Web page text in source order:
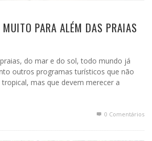
PARA ALÉM DAS PRAIAS
do mar e do sol, todo mundo já
outros programas turísticos que não
mas que devem merecer a
0 Comentários